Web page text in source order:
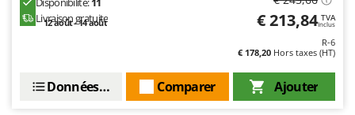
Machines pour la transformation des fruits
Machines sous vide
Motoculteurs
Motofaucheuses
Famur
Ferrari Group
Livraison gratuite
12 août - 14 août € 213,84 TVA
Inclus
R-6
€ 178,20 Hors taxes (HT)
Ajouter
Comparer
Données techniques